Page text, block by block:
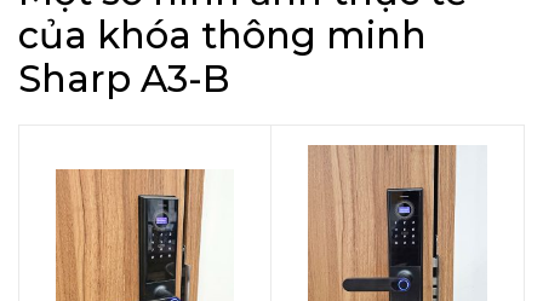
của khóa thông minh
Sharp A3-B